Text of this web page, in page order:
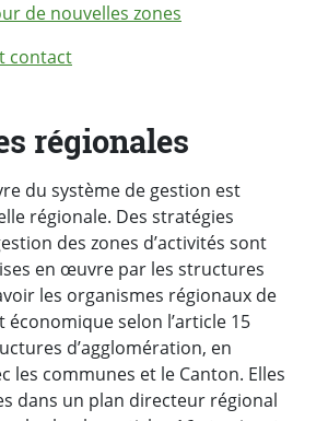
de nouvelles zones
contact
régionales
du système de gestion est
régionale. Des stratégies
des zones d’activités sont
en œuvre par les structures
les organismes régionaux de
économique selon l’article 15
d’agglomération, en
les communes et le Canton. Elles
dans un plan directeur régional